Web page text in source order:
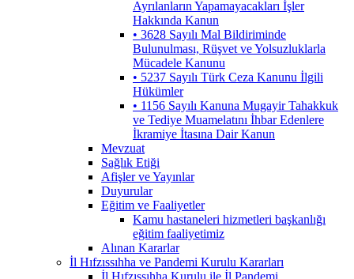
Ayrılanların Yapamayacakları İşler
Hakkında Kanun
• 3628 Sayılı Mal Bildiriminde
Bulunulması, Rüşvet ve Yolsuzluklarla
Mücadele Kanunu
• 5237 Sayılı Türk Ceza Kanunu İlgili
Hükümler
• 1156 Sayılı Kanuna Mugayir Tahakkuk
ve Tediye Muamelatını İhbar Edenlere
İkramiye İtasına Dair Kanun
Mevzuat
Sağlık Etiği
Afişler ve Yayınlar
Duyurular
Eğitim ve Faaliyetler
Kamu hastaneleri hizmetleri başkanlığı
eğitim faaliyetimiz
Alınan Kararlar
İl Hıfzıssıhha ve Pandemi Kurulu Kararları
İl Hıfzıssıhha Kurulu ile İl Pandemi